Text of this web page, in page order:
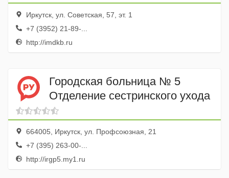
челюстно-лицевая хирургия
Иркутск, ул. Советская, 57, эт. 1
+7 (3952) 21-89-...
http://imdkb.ru
Городская больница № 5
Отделение сестринского ухода
664005, Иркутск, ул. Профсоюзная, 21
+7 (395) 263-00-...
http://irgp5.my1.ru